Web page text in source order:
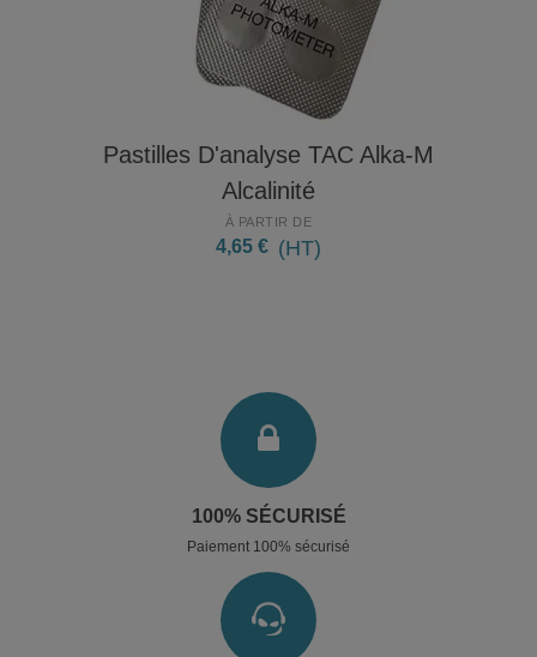
Pastilles D'analyse TAC Alka-M
Alcalinité
À PARTIR DE
4,65 € (HT)
100% SÉCURISÉ
Paiement 100% sécurisé